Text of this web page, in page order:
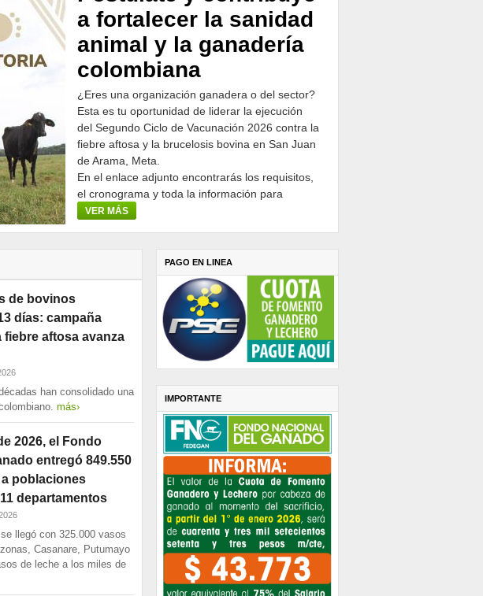
a fortalecer la sanidad
animal y la ganadería
colombiana
¿Eres una organización ganadera o del sector?
Esta es tu oportunidad de liderar la ejecución
del Segundo Ciclo de Vacunación 2026 contra la
fiebre aftosa y la brucelosis bovina en San Juan
de Arama, Meta.
En el enlace adjunto encontrarás los requisitos,
el cronograma y toda la información para
participar.
VER MÁS
de bovinos
días: campaña
aftosa avanza
han consolidado una
más›
2026, el Fondo
entregó 849.550
poblaciones
departamentos
llegó con 325.000 vasos
Casanare, Putumayo
de leche a los miles de
PAGO EN LINEA
IMPORTANTE